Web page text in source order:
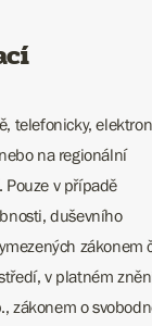
telefonicky,
na regionální
Pouze v případě
duševního
zákonem
v platném
zákonem o